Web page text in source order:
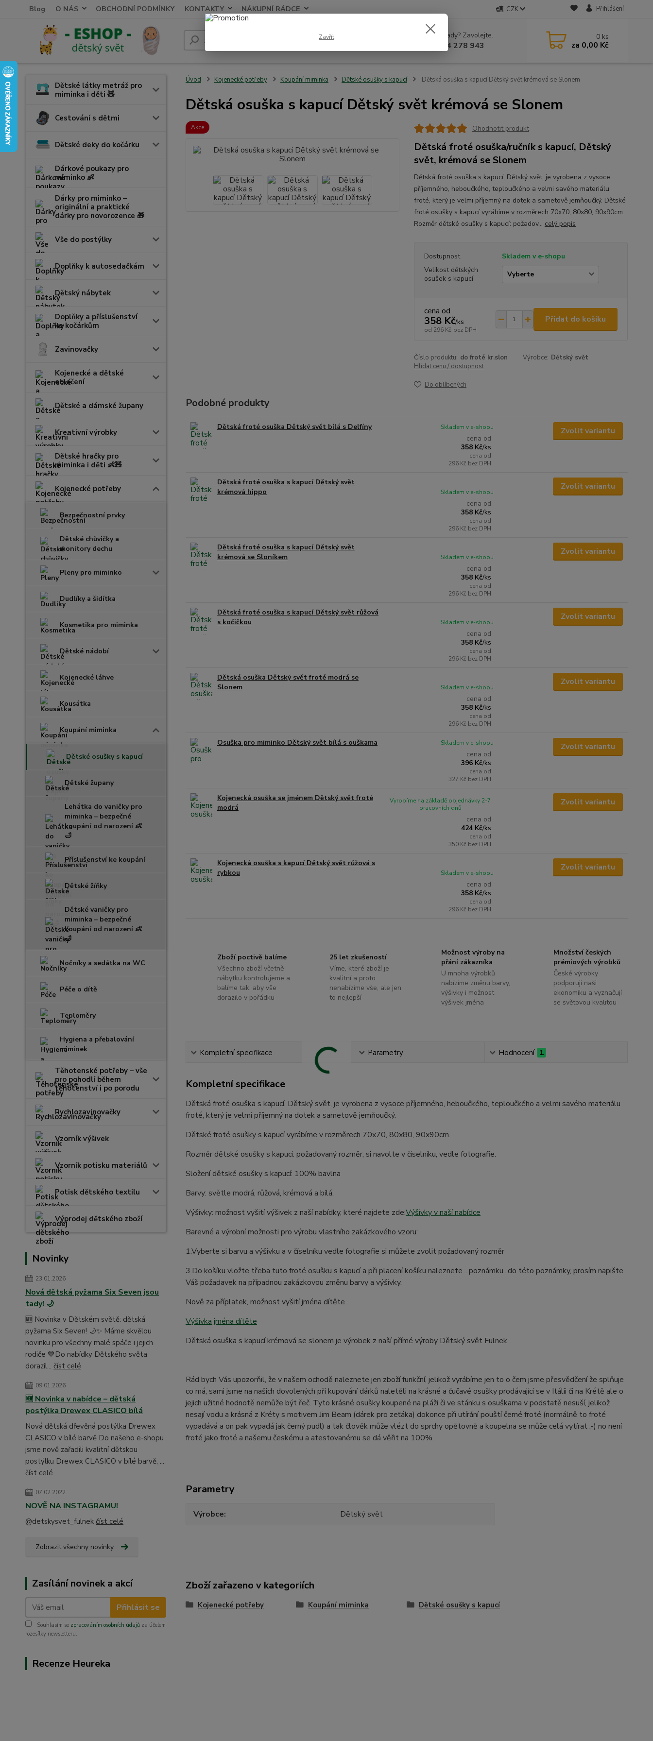
Blog O NÁS OBCHODNÍ PODMÍNKY KONTAKTY NÁKUPNÍ RÁDCE CZK Přihlášení
Hledat Nevíte si rady? Zavolejte.
+420 604 278 943
0 ks
za 0,00 Kč
Dětské látky metráž pro
miminka i děti 🧸
Cestování s dětmi
Dětské deky do kočárku
Dárkové poukazy pro
miminko 👶
Dárky pro miminko –
originální a praktické
dárky pro novorozence 🎁
Vše do postýlky
Doplňky k autosedačkám
Dětský nábytek
Doplňky a příslušenství
ke kočárkům
Zavinovačky
Kojenecké a dětské
oblečení
Dětské a dámské župany
Kreativní výrobky
Dětské hračky pro
miminka i děti 👶🧸
Kojenecké potřeby
Bezpečnostní prvky
Dětské chůvičky a
monitory dechu
Pleny pro miminko
Dudlíky a šidítka
Kosmetika pro miminka
Dětské nádobí
Kojenecké láhve
Kousátka
Koupání miminka
Dětské osušky s kapucí
Dětské župany
Lehátka do vaničky pro
miminka – bezpečné
koupání od narození 👶
🛁
Příslušenství ke koupání
Dětské žíňky
Dětské vaničky pro
miminka – bezpečné
koupání od narození 👶
🛁
Nočníky a sedátka na WC
Péče o dítě
Teploměry
Hygiena a přebalování
miminek
Těhotenské potřeby – vše
pro pohodlí během
těhotenství i po porodu
Rychlozavinovačky
Vzorník výšivek
Vzorník potisku materiálů
Potisk dětského textilu
Výprodej dětského zboží
Novinky
23.01.2026
Nová dětská pyžama Six Seven jsou
tady! 🌙
🆕 Novinka v Dětském světě: dětská
pyžama Six Seven! 🌙✨ Máme skvělou
novinku pro všechny malé spáče i jejich
rodiče 💙Do nabídky Dětského světa
dorazil... číst celé
09.01.2026
🆕 Novinka v nabídce – dětská
postýlka Drewex CLASICO bílá
Nová dětská dřevěná postýlka Drewex
CLASICO v bílé barvě Do našeho e-shopu
jsme nově zařadili kvalitní dětskou
postýlku Drewex CLASICO v bílé barvě, ...
číst celé
07.02.2022
NOVĚ NA INSTAGRAMU!
@detskysvet_fulnek číst celé
Zobrazit všechny novinky
Zasílání novinek a akcí
Přihlásit se
Souhlasím se zpracováním osobních údajů za účelem
rozesílky newsletteru.
Recenze Heureka
Úvod Kojenecké potřeby Koupání miminka Dětské osušky s kapucí Dětská osuška s kapucí Dětský svět krémová se Slonem
Dětská osuška s kapucí Dětský svět krémová se Slonem
Akce Ohodnotit produkt
Dětská froté osuška/ručník s kapucí, Dětský
svět, krémová se Slonem
Dětská froté osuška s kapucí, Dětský svět, je vyrobena z vysoce
příjemného, heboučkého, teploučkého a velmi savého materiálu
froté, který je velmi příjemný na dotek a sametově jemňoučký. Dětské
froté osušky s kapucí vyrábíme v rozměrech 70x70, 80x80, 90x90cm.
Rozměr dětské osušky s kapucí: požadov... celý popis
Dostupnost
Skladem v e-shopu
Velikost dětských
osušek s kapucí
cena od
358 Kč/ks
od 296 Kč bez DPH
Přidat do košíku
Číslo produktu: do froté kr.slon Výrobce: Dětský svět
Hlídat cenu / dostupnost
Do oblíbených
Podobné produkty
Dětská froté osuška Dětský svět bílá s Delfíny
cena od
358 Kč/ks
cena od
296 Kč bez DPH
Skladem v e-shopu Zvolit variantu
Dětská froté osuška s kapucí Dětský svět
krémová hippo
cena od
358 Kč/ks
cena od
296 Kč bez DPH
Skladem v e-shopu
Zvolit variantu
Dětská froté osuška s kapucí Dětský svět
krémová se Sloníkem
cena od
358 Kč/ks
cena od
296 Kč bez DPH
Skladem v e-shopu
Zvolit variantu
Dětská froté osuška s kapucí Dětský svět růžová
s kočičkou
cena od
358 Kč/ks
cena od
296 Kč bez DPH
Skladem v e-shopu
Zvolit variantu
Dětská osuška Dětský svět froté modrá se
Slonem
cena od
358 Kč/ks
cena od
296 Kč bez DPH
Skladem v e-shopu
Zvolit variantu
Osuška pro miminko Dětský svět bílá s ouškama
cena od
396 Kč/ks
cena od
327 Kč bez DPH
Skladem v e-shopu Zvolit variantu
Kojenecká osuška se jménem Dětský svět froté
modrá
cena od
424 Kč/ks
cena od
350 Kč bez DPH
Vyrobíme na základě objednávky 2-7
pracovních dnů
Zvolit variantu
Kojenecká osuška s kapucí Dětský svět růžová s
rybkou
cena od
358 Kč/ks
cena od
296 Kč bez DPH
Skladem v e-shopu
Zvolit variantu
Zboží poctivě balíme
Všechno zboží včetně
nábytku kontrolujeme a
balíme tak, aby vše
dorazilo v pořádku
25 let zkušeností
Víme, které zboží je
kvalitní a proto
nenabízíme vše, ale jen
to nejlepší
Možnost výroby na
přání zákazníka
U mnoha výrobků
nabízíme změnu barvy,
výšivky i možnost
výšivek jména
Množství českých
prémiových výrobků
České výrobky
podporují naši
ekonomiku a vyznačují
se světovou kvalitou
Kompletní specifikace Parametry Hodnocení 1
Kompletní specifikace
Dětská froté osuška s kapucí, Dětský svět, je vyrobena z vysoce příjemného, heboučkého, teploučkého a velmi savého materiálu
froté, který je velmi příjemný na dotek a sametově jemňoučký.
Dětské froté osušky s kapucí vyrábíme v rozměrech 70x70, 80x80, 90x90cm.
Rozměr dětské osušky s kapucí: požadovaný rozměr, si navolte v číselníku, vedle fotografie.
Složení dětské osušky s kapucí: 100% bavlna
Barvy: světle modrá, růžová, krémová a bílá.
Výšivky: možnost vyšití výšivek z naší nabídky, které najdete zde:Výšivky v naší nabídce
Barevné a výrobní možnosti pro výrobu vlastního zakázkového vzoru:
1.Vyberte si barvu a výšivku a v číselníku vedle fotografie si můžete zvolit požadovaný rozměr
3.Do košíku vložte třeba tuto froté osušku s kapucí a při placení košíku naleznete ...poznámku...do této poznámky, prosím napište
Váš požadavek na případnou zakázkovou změnu barvy a výšivky.
Nově za příplatek, možnost vyšití jména dítěte.
Výšivka jména dítěte
Dětská osuška s kapucí krémová se slonem je výrobek z naší přímé výroby Dětský svět Fulnek
Rád bych Vás upozorňil, že v našem ochodě naleznete jen zboží funkční, jelikož vyrábíme jen to o čem jsme přesvědčení že splňuje
co má, sami jsme na našich dovolených při kupování dárků naletěli na krásné a čučavé osušky prodávající se v Itálii či na Krétě ale o
jejich užitné hodnotě nemůže být řeč. Tyto krásné osušky koupené na pláži či ve stánku s osuškama v podstatě nesuší, jelikož
nesají vodu a krásná z Kréty s motivem Jim Beam (dárek pro zeťáka) dokonce při utírání pouští černé froté (normálně to froté
vypadává a on pak vypadá jak černý pudl) a tak člověk může vlézt do sprchy opětovně a koupelna se může celá vytírat :-) no není
froté jako froté a našemu českému a atestovanému se dá věřit na 100%.
Parametry
Výrobce Dětský svět
Zboží zařazeno v kategoriích
Kojenecké potřeby Koupání miminka Dětské osušky s kapucí
Zavřít